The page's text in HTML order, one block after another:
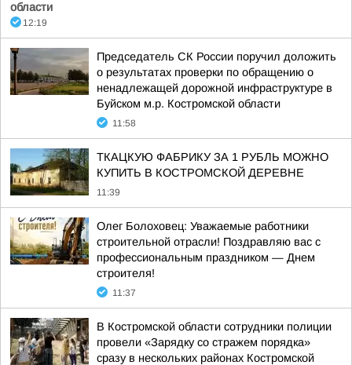
области
12:19
Председатель СК России поручил доложить
о результатах проверки по обращению о
ненадлежащей дорожной инфраструктуре в
Буйском м.р. Костромской области
11:58
ТКАЦКУЮ ФАБРИКУ ЗА 1 РУБЛЬ МОЖНО
КУПИТЬ В КОСТРОМСКОЙ ДЕРЕВНЕ
11:39
Олег Болоховец: Уважаемые работники
строительной отрасли! Поздравляю вас с
профессиональным праздником — Днем
строителя!
11:37
В Костромской области сотрудники полиции
провели «Зарядку со стражем порядка»
сразу в нескольких районах Костромской